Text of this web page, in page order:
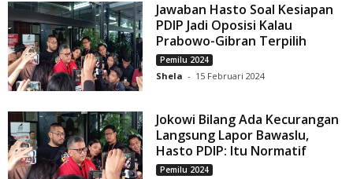
Jawaban Hasto Soal Kesiapan
PDIP Jadi Oposisi Kalau
Prabowo-Gibran Terpilih
Pemilu 2024
Shela - 15 Februari 2024
Jokowi Bilang Ada Kecurangan
Langsung Lapor Bawaslu,
Hasto PDIP: Itu Normatif
Pemilu 2024